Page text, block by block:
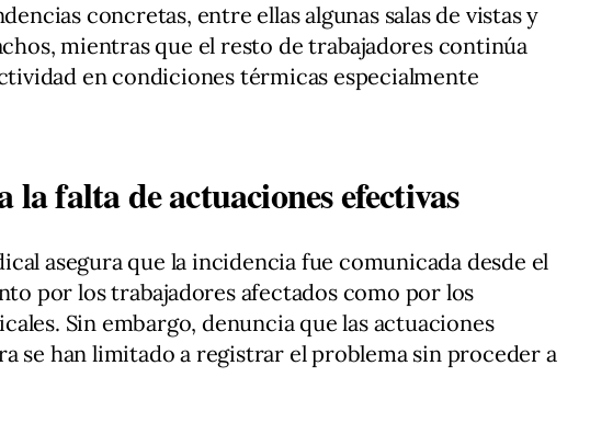
concretas, entre ellas algunas salas de vistas y
mientras que el resto de trabajadores continúa
en condiciones térmicas especialmente
la falta de actuaciones efectivas
asegura que la incidencia fue comunicada desde el
por los trabajadores afectados como por los
Sin embargo, denuncia que las actuaciones
se han limitado a registrar el problema sin proceder a